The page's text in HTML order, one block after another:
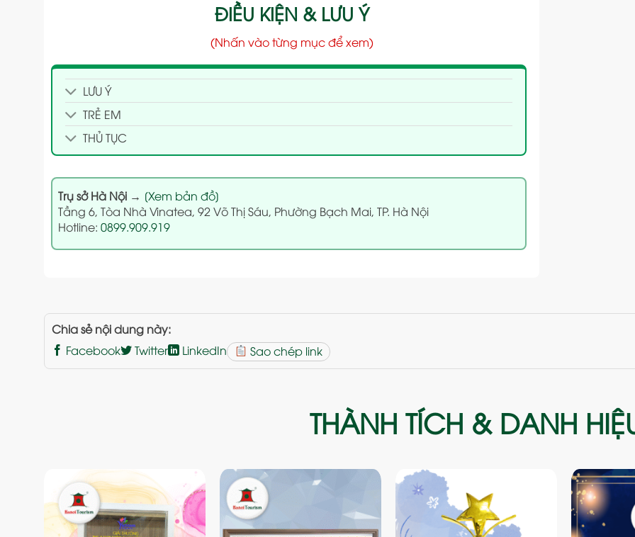
ĐIỀU KIỆN & LƯU Ý
(Nhấn vào từng mục để xem)
LƯU Ý
TRẺ EM
THỦ TỤC
Trụ sở Hà Nội→ [Xem bản đồ]
Tầng 6, Tòa Nhà Vinatea, 92 Võ Thị Sáu, Phường Bạch Mai, TP. Hà Nội
Hotline: 0899.909.919
Chia sẻ nội dung này:
Facebook
Twitter LinkedIn Sao chép link
THÀNH TÍCH & DANH